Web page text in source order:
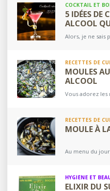
5 IDÉES DE
ALCOOL
INVITÉS
COCKTAIL ET
MOULES
ALCOOL
RECETTES DE
MOULE À
RECETTES DE
ELIXIR DU
HYGIÈNE ET